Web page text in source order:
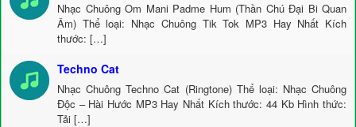
Nhạc Chuông Om Mani Padme Hum (Thần Chú Đại Bi Quan
Âm) Thể loại: Nhạc Chuông Tik Tok MP3 Hay Nhất Kích
thước: […]
Techno Cat
Nhạc Chuông Techno Cat (Ringtone) Thể loại: Nhạc Chuông
Độc – Hài Hước MP3 Hay Nhất Kích thước: 44 Kb Hình thức:
Tải […]